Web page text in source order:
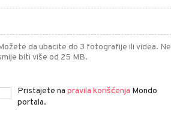
da ubacite do 3 fotografije ili videa. Ne
biti više od 25 MB.
Pristajete na pravila korišćenja Mondo
portala.